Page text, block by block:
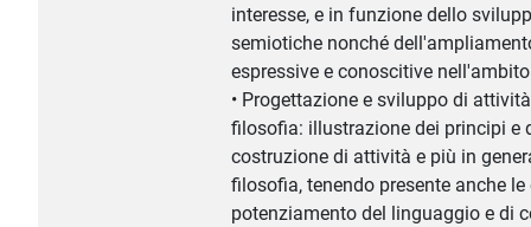
interesse, e in funzione dello
semiotiche nonché
espressive e conoscitive
• Progettazione e sviluppo di
filosofia: illustrazione dei principi e
costruzione di attività e più in
filosofia, tenendo presente anche le
potenziamento del linguaggio e di